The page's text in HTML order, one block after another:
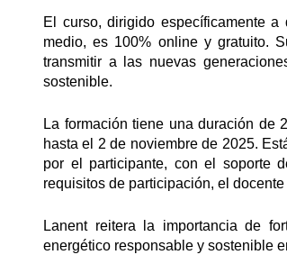
El curso, dirigido específicamente
medio, es 100% online y gratuito.
transmitir a las nuevas
sostenible.
La formación tiene una duración de
hasta el 2 de noviembre de 2025.
por el participante, con el soporte
requisitos de participación, el
Lanent reitera la importancia de
energético responsable y sostenible